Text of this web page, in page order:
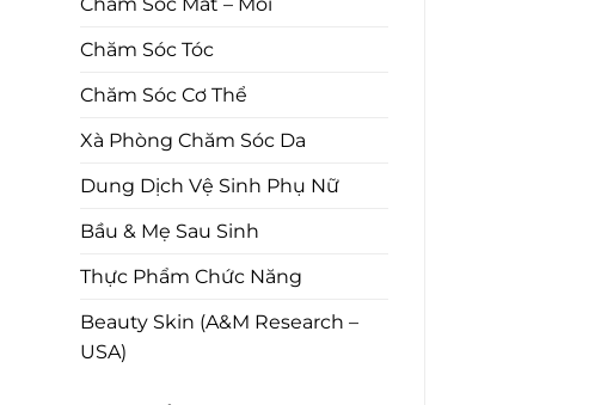
Chăm Sóc Tóc
Chăm Sóc Cơ Thể
Xà Phòng Chăm Sóc Da
Dung Dịch Vệ Sinh Phụ Nữ
Bầu & Mẹ Sau Sinh
Thực Phẩm Chức Năng
Beauty Skin (A&M Research –
USA)